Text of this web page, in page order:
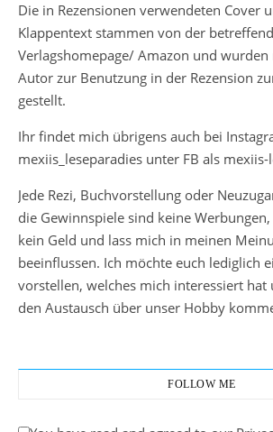
Die in Rezensionen verwendeten Cover
Klappentext stammen von der
Verlagshomepage/ Amazon und
Autor zur Benutzung in der Rezension
gestellt.
Ihr findet mich übrigens auch bei
mexiis_leseparadies unter FB als mexiis-
Jede Rezi, Buchvorstellung oder
die Gewinnspiele sind keine
kein Geld und lass mich in meinen
beeinflussen. Ich möchte euch lediglich
vorstellen, welches mich interessiert hat
den Austausch über unser Hobby
FOLLOW ME